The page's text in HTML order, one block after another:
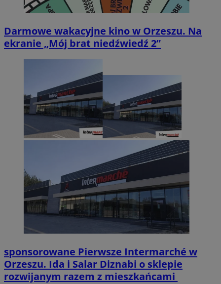
Darmowe wakacyjne kino w Orzeszu. Na
ekranie „Mój brat niedźwiedź 2”
sponsorowane Pierwsze Intermarché w
Orzeszu. Ida i Salar Diznabi o sklepie
rozwijanym razem z mieszkańcami